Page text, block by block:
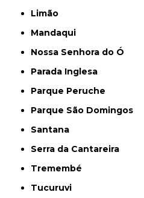
Limão
Mandaqui
Nossa Senhora do Ó
Parada Inglesa
Parque Peruche
Parque São Domingos
Santana
Serra da Cantareira
Tremembé
Tucuruvi